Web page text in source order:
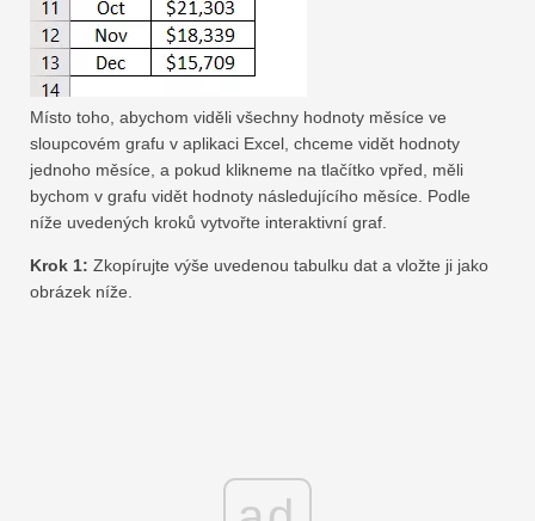
Místo toho, abychom viděli všechny hodnoty měsíce ve
sloupcovém grafu v aplikaci Excel, chceme vidět hodnoty
jednoho měsíce, a pokud klikneme na tlačítko vpřed, měli
bychom v grafu vidět hodnoty následujícího měsíce. Podle
níže uvedených kroků vytvořte interaktivní graf.
Krok 1: Zkopírujte výše uvedenou tabulku dat a vložte ji jako
obrázek níže.